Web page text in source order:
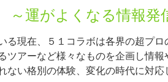
運がよくなる情報発
る現在、５１コラボは各界の超プ
ツアーなど様々なものを企画し情
ない格別の体験、変化の時代に対